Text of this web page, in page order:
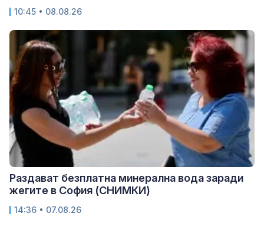
10:45 • 08.08.26
Раздават безплатна минерална вода заради
жегите в София (СНИМКИ)
14:36 • 07.08.26